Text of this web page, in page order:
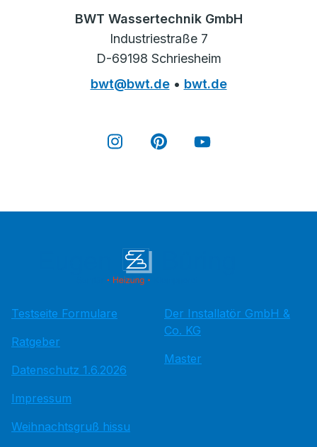
BWT Wassertechnik GmbH
Industriestraße 7
D-69198 Schriesheim
bwt@bwt.de• bwt.de
Testseite Formulare
Ratgeber
Datenschutz 1.6.2026
Impressum
Weihnachtsgruß hissu
Der Installatör GmbH &
Co. KG
Master